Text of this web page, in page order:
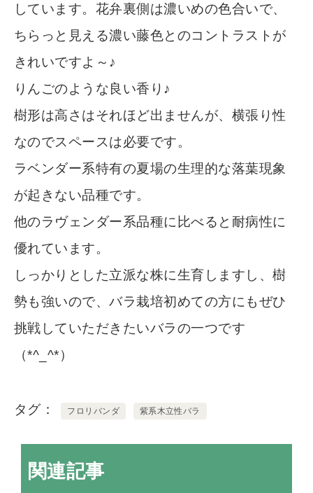
しています。花弁裏側は濃いめの色合いで、
ちらっと見える濃い藤色とのコントラストが
きれいですよ～♪
りんごのような良い香り♪
樹形は高さはそれほど出ませんが、横張り性
なのでスペースは必要です。
ラベンダー系特有の夏場の生理的な落葉現象
が起きない品種です。
他のラヴェンダー系品種に比べると耐病性に
優れています。
しっかりとした立派な株に生育しますし、樹
勢も強いので、バラ栽培初めての方にもぜひ
挑戦していただきたいバラの一つです
（*^_^*）
タグ フロリバンダ 紫系木立性バラ
関連記事